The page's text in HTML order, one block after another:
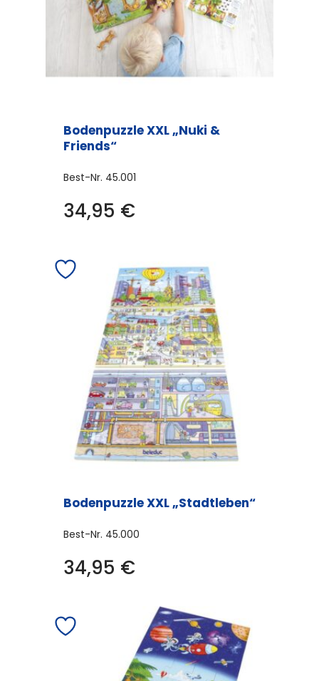
Bodenpuzzle XXL „Nuki &
Friends“
Best-Nr. 45.001
34,95 €
Bodenpuzzle XXL „Stadtleben“
Best-Nr. 45.000
34,95 €